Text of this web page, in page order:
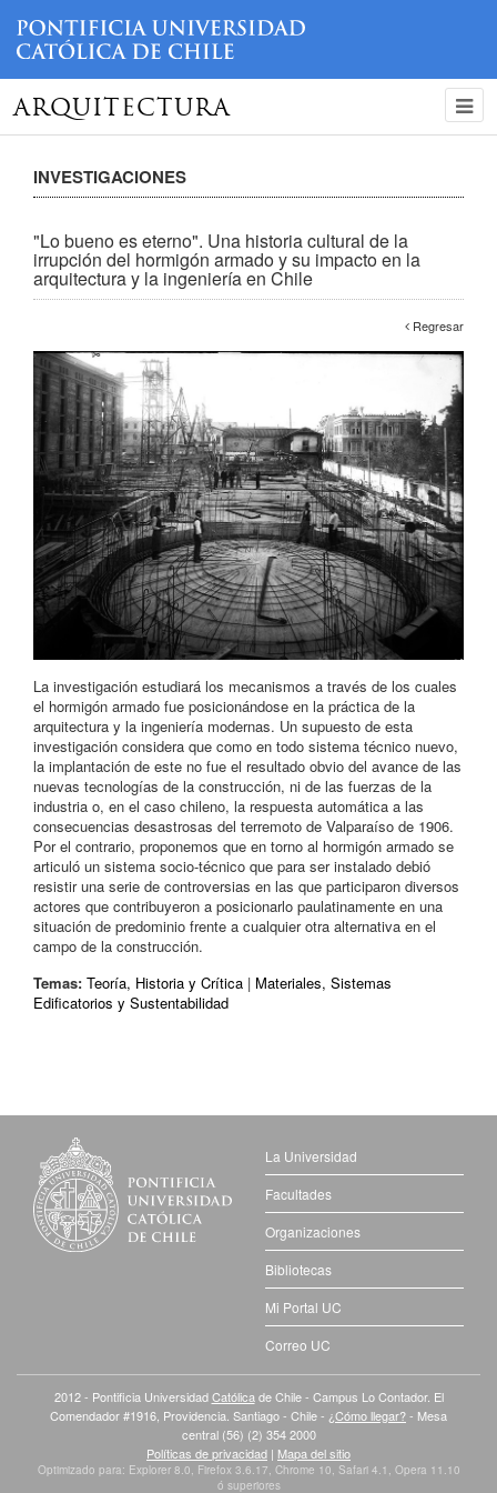
ARQUITECTURA
INVESTIGACIONES
"Lo bueno es eterno". Una historia cultural de la
irrupción del hormigón armado y su impacto en la
arquitectura y la ingeniería en Chile
Regresar
La investigación estudiará los mecanismos a través de los cuales
el hormigón armado fue posicionándose en la práctica de la
arquitectura y la ingeniería modernas. Un supuesto de esta
investigación considera que como en todo sistema técnico nuevo,
la implantación de este no fue el resultado obvio del avance de las
nuevas tecnologías de la construcción, ni de las fuerzas de la
industria o, en el caso chileno, la respuesta automática a las
consecuencias desastrosas del terremoto de Valparaíso de 1906.
Por el contrario, proponemos que en torno al hormigón armado se
articuló un sistema socio-técnico que para ser instalado debió
resistir una serie de controversias en las que participaron diversos
actores que contribuyeron a posicionarlo paulatinamente en una
situación de predominio frente a cualquier otra alternativa en el
campo de la construcción.
Temas: Teoría, Historia y Crítica | Materiales, Sistemas
Edificatorios y Sustentabilidad
La Universidad
Facultades
Organizaciones
Bibliotecas
Mi Portal UC
Correo UC
2012 - Pontificia UniversidadCatólica de Chile - Campus Lo Contador. El
Comendador #1916, Providencia. Santiago - Chile - ¿Cómo llegar?- Mesa
central (56) (2) 354 2000
Políticas de privacidad | Mapa del sitio
Optimizado para: Explorer 8.0, Firefox 3.6.17, Chrome 10, Safari 4.1, Opera 11.10
ó superiores